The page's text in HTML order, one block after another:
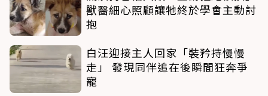
獸醫細心照顧讓牠終於學會主動討
抱
白汪迎接主人回家「裝矜持慢慢
走」 發現同伴追在後瞬間狂奔爭
寵